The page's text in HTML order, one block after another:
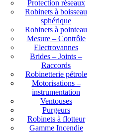
Protection réseaux
Robinets à boisseau
sphérique
Robinets à pointeau
Mesure – Contrôle
Electrovannes
Brides – Joints –
Raccords
Robinetterie pétrole
Motorisations –
instrumentation
Ventouses
Purgeurs
Robinets à flotteur
Gamme Incendie